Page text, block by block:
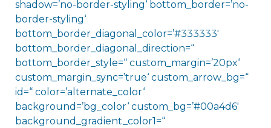
shadow=’no-border-styling‘ bottom_border=’no-
border-styling‘
bottom_border_diagonal_color=’#333333′
bottom_border_diagonal_direction=“
bottom_border_style=“ custom_margin=’20px‘
custom_margin_sync=’true‘ custom_arrow_bg=“
id=“ color=’alternate_color‘
background=’bg_color‘ custom_bg=’#00a4d6′
background_gradient_color1=“